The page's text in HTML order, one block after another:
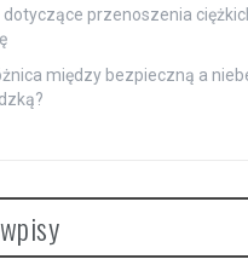
przenoszenia
między bezpieczną a